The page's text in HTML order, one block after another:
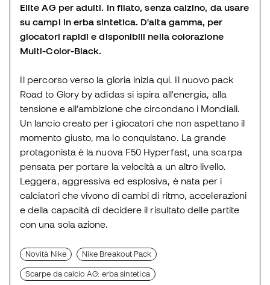
Elite AG per adulti. In filato, senza calzino, da usare
su campi in erba sintetica. D'alta gamma, per
giocatori rapidi e disponibili nella colorazione
Multi-Color-Black.
Il percorso verso la gloria inizia qui. Il nuovo pack
Road to Glory by adidas si ispira all'energia, alla
tensione e all’ambizione che circondano i Mondiali.
Un lancio creato per i giocatori che non aspettano il
momento giusto, ma lo conquistano. La grande
protagonista è la nuova F50 Hyperfast, una scarpa
pensata per portare la velocità a un altro livello.
Leggera, aggressiva ed esplosiva, è nata per i
calciatori che vivono di cambi di ritmo, accelerazioni
e della capacità di decidere il risultato delle partite
con una sola azione.
Novità Nike Nike Breakout Pack
Scarpe da calcio AG: erba sintetica